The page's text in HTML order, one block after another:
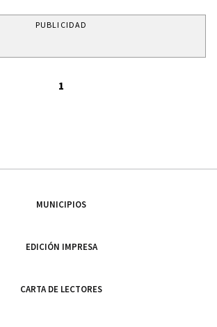
PUBLICIDAD
1
MUNICIPIOS
EDICIÓN IMPRESA
CARTA DE LECTORES